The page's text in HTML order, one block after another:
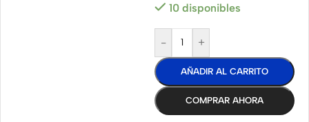
10 disponibles
- +
AÑADIR AL CARRITO
COMPRAR AHORA